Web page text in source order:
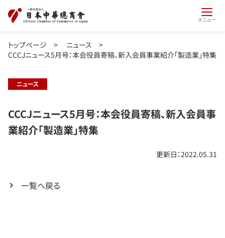
メニュー
トップページ > ニュース >
CCCJニュース5月号：本会役員寄稿、新入会員事業紹介「製造業」特集
ニュース
CCCJニュース5月号：本会役員寄稿、新入会員事
業紹介「製造業」特集
更新日：2022.05.31
一覧へ戻る